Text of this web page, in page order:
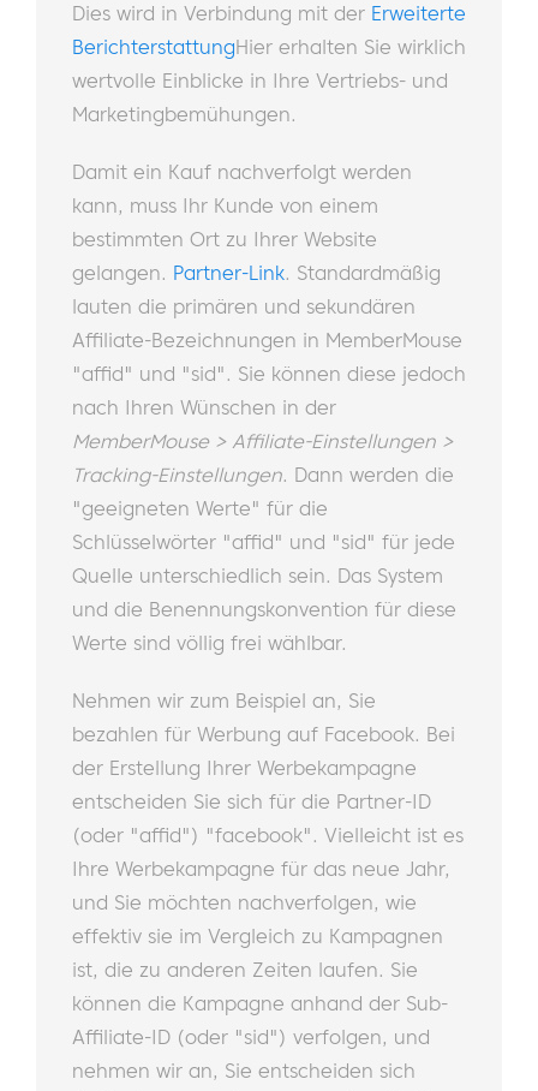
Dies wird in Verbindung mit der Erweiterte
BerichterstattungHier erhalten Sie wirklich
wertvolle Einblicke in Ihre Vertriebs- und
Marketingbemühungen.
Damit ein Kauf nachverfolgt werden
kann, muss Ihr Kunde von einem
bestimmten Ort zu Ihrer Website
gelangen. Partner-Link. Standardmäßig
lauten die primären und sekundären
Affiliate-Bezeichnungen in MemberMouse
"affid" und "sid". Sie können diese jedoch
nach Ihren Wünschen in der
MemberMouse > Affiliate-Einstellungen >
Tracking-Einstellungen. Dann werden die
"geeigneten Werte" für die
Schlüsselwörter "affid" und "sid" für jede
Quelle unterschiedlich sein. Das System
und die Benennungskonvention für diese
Werte sind völlig frei wählbar.
Nehmen wir zum Beispiel an, Sie
bezahlen für Werbung auf Facebook. Bei
der Erstellung Ihrer Werbekampagne
entscheiden Sie sich für die Partner-ID
(oder "affid") "facebook". Vielleicht ist es
Ihre Werbekampagne für das neue Jahr,
und Sie möchten nachverfolgen, wie
effektiv sie im Vergleich zu Kampagnen
ist, die zu anderen Zeiten laufen. Sie
können die Kampagne anhand der Sub-
Affiliate-ID (oder "sid") verfolgen, und
nehmen wir an, Sie entscheiden sich